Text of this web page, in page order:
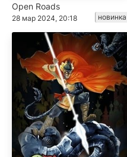
Open Roads
28 мар 2024, 20:18 новинка